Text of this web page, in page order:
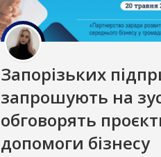
Запорізьких
запрошують на
обговорять
допомоги бізнесу